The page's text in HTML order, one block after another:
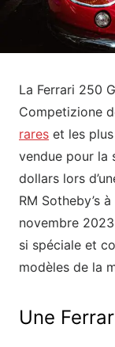
La Ferrari 250
Competizione
rares et les
vendue pour la
dollars lors
RM Sotheby’s
novembre
si spéciale et
modèles de la
Une